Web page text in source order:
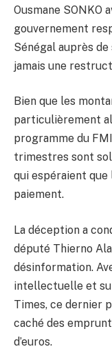
Ousmane SONKO
gouvernement
Sénégal auprès de
jamais une
Bien que les
particulièrement
programme du
trimestres sont
qui espéraient
paiement.
La déception a
député Thierno
désinformation.
intellectuelle et
Times, ce dernier
caché des
d’euros.